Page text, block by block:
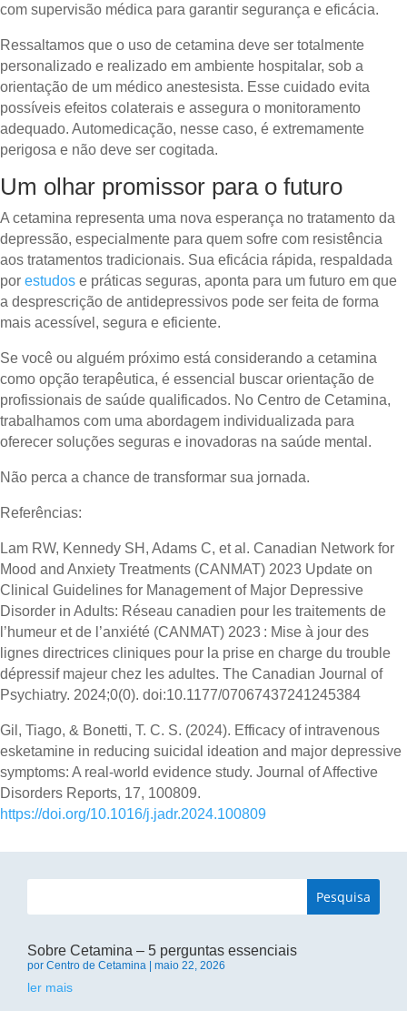
com supervisão médica para garantir segurança e eficácia.
Ressaltamos que o uso de cetamina deve ser totalmente
personalizado e realizado em ambiente hospitalar, sob a
orientação de um médico anestesista. Esse cuidado evita
possíveis efeitos colaterais e assegura o monitoramento
adequado. Automedicação, nesse caso, é extremamente
perigosa e não deve ser cogitada.
Um olhar promissor para o futuro
A cetamina representa uma nova esperança no tratamento da
depressão, especialmente para quem sofre com resistência
aos tratamentos tradicionais. Sua eficácia rápida, respaldada
por estudos e práticas seguras, aponta para um futuro em que
a desprescrição de antidepressivos pode ser feita de forma
mais acessível, segura e eficiente.
Se você ou alguém próximo está considerando a cetamina
como opção terapêutica, é essencial buscar orientação de
profissionais de saúde qualificados. No Centro de Cetamina,
trabalhamos com uma abordagem individualizada para
oferecer soluções seguras e inovadoras na saúde mental.
Não perca a chance de transformar sua jornada.
Referências:
Lam RW, Kennedy SH, Adams C, et al. Canadian Network for
Mood and Anxiety Treatments (CANMAT) 2023 Update on
Clinical Guidelines for Management of Major Depressive
Disorder in Adults: Réseau canadien pour les traitements de
l’humeur et de l’anxiété (CANMAT) 2023 : Mise à jour des
lignes directrices cliniques pour la prise en charge du trouble
dépressif majeur chez les adultes. The Canadian Journal of
Psychiatry. 2024;0(0). doi:10.1177/07067437241245384
Gil, Tiago, & Bonetti, T. C. S. (2024). Efficacy of intravenous
esketamine in reducing suicidal ideation and major depressive
symptoms: A real-world evidence study. Journal of Affective
Disorders Reports, 17, 100809.
https://doi.org/10.1016/j.jadr.2024.100809
Sobre Cetamina – 5 perguntas essenciais
por Centro de Cetamina maio 22, 2026
ler mais